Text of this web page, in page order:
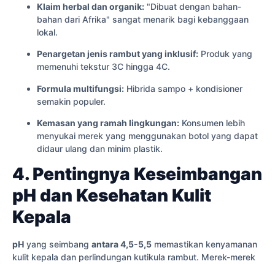
Klaim herbal dan organik: "Dibuat dengan bahan-
bahan dari Afrika" sangat menarik bagi kebanggaan
lokal.
Penargetan jenis rambut yang inklusif: Produk yang
memenuhi tekstur 3C hingga 4C.
Formula multifungsi: Hibrida sampo + kondisioner
semakin populer.
Kemasan yang ramah lingkungan: Konsumen lebih
menyukai merek yang menggunakan botol yang dapat
didaur ulang dan minim plastik.
4. Pentingnya Keseimbangan
pH dan Kesehatan Kulit
Kepala
pH yang seimbang antara 4,5-5,5 memastikan kenyamanan
kulit kepala dan perlindungan kutikula rambut. Merek-merek